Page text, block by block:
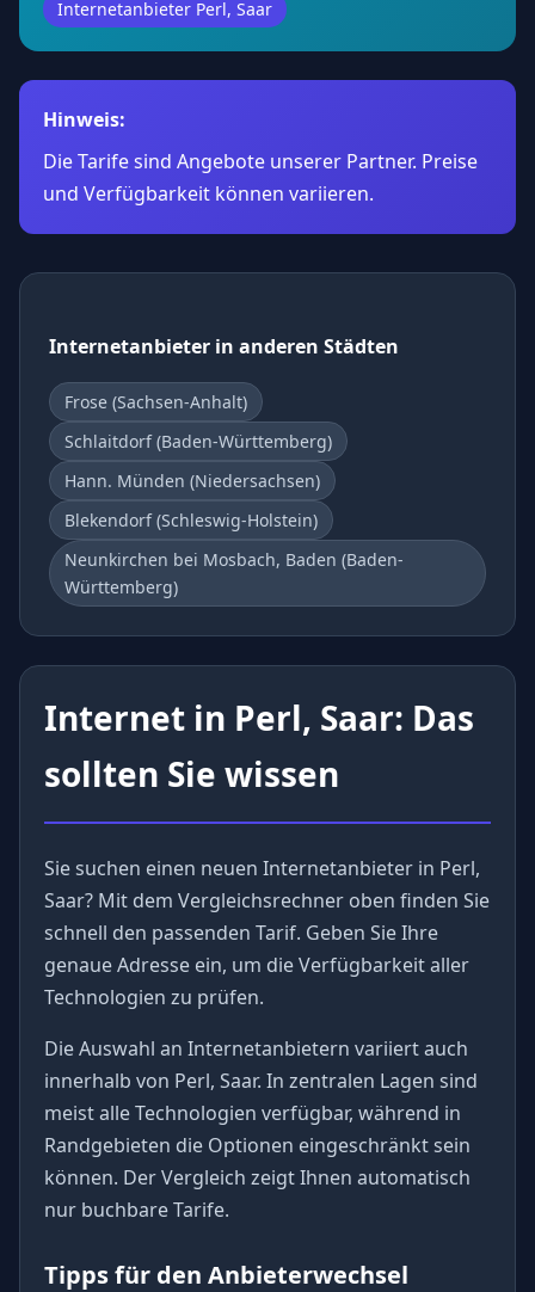
Internetanbieter Perl, Saar
Hinweis:
Die Tarife sind Angebote unserer Partner. Preise
und Verfügbarkeit können variieren.
Internetanbieter in anderen Städten
Frose (Sachsen-Anhalt)
Schlaitdorf (Baden-Württemberg)
Hann. Münden (Niedersachsen)
Blekendorf (Schleswig-Holstein)
Neunkirchen bei Mosbach, Baden (Baden-
Württemberg)
Internet in Perl, Saar: Das
sollten Sie wissen
Sie suchen einen neuen Internetanbieter in Perl,
Saar? Mit dem Vergleichsrechner oben finden Sie
schnell den passenden Tarif. Geben Sie Ihre
genaue Adresse ein, um die Verfügbarkeit aller
Technologien zu prüfen.
Die Auswahl an Internetanbietern variiert auch
innerhalb von Perl, Saar. In zentralen Lagen sind
meist alle Technologien verfügbar, während in
Randgebieten die Optionen eingeschränkt sein
können. Der Vergleich zeigt Ihnen automatisch
nur buchbare Tarife.
Tipps für den Anbieterwechsel